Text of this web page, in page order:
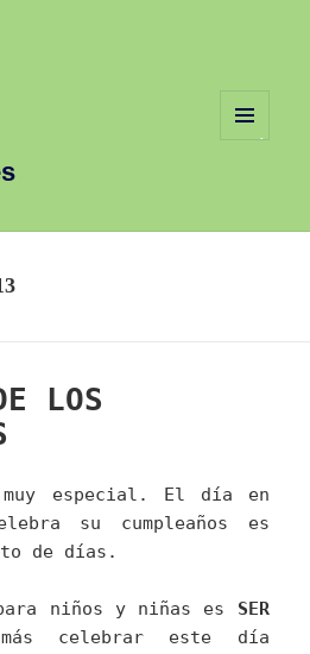
LOS
muy especial. El día en
su cumpleaños es
de días.
niños y niñas es SER
celebrar este día